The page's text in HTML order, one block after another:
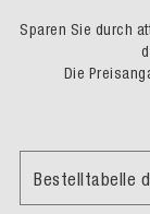
Sparen Sie durch
Die
Bestelltabelle